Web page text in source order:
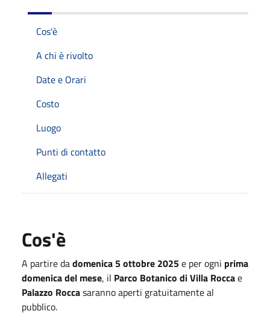
Cos'è
A chi è rivolto
Date e Orari
Costo
Luogo
Punti di contatto
Allegati
Cos'è
A partire dadomenica 5 ottobre 2025e per ogni prima
domenica del mese, il Parco Botanico di Villa Roccae
Palazzo Roccasaranno aperti gratuitamente al
pubblico.